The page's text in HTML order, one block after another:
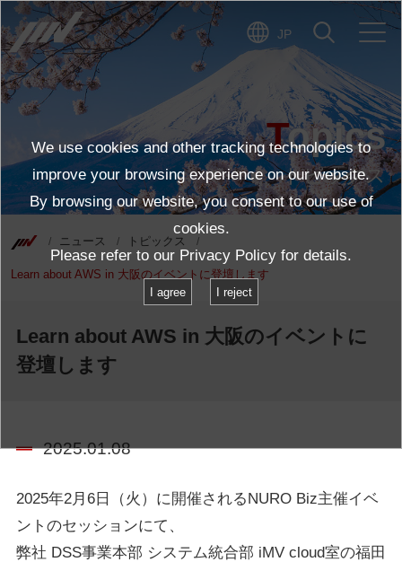
JP
Topics
トピックス
ニュース トピックス
Learn about AWS in 大阪のイベントに登壇します
Learn about AWS in 大阪のイベントに
登壇します
2025.01.08
2025年2月6日（火）に開催されるNURO Biz主催イベ
ントのセッションにて、
弊社 DSS事業本部 システム統合部 iMV cloud室の福田
We use cookies and other tracking technologies to
improve your browsing experience on our website.
By browsing our website, you consent to our use of
cookies.
Please refer to our Privacy Policy for details.
I agree I reject